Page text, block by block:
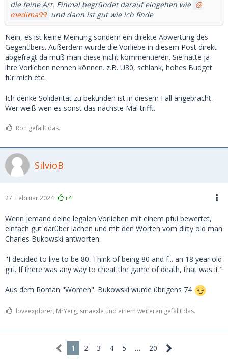
die feine Art. Einmal begründet darauf eingehen wie
medima99 und dann ist gut wie ich finde
Nein, es ist keine Meinung sondern ein direkte Abwertung des
Gegenübers. Außerdem wurde die Vorliebe in diesem Post direkt
abgefragt da muß man diese nicht kommentieren. Sie hätte ja
ihre Vorlieben nennen können. z.B. U30, schlank, hohes Budget
für mich etc.
Ich denke Solidarität zu bekunden ist in diesem Fall angebracht.
Wer weiß wen es sonst das nächste Mal trifft.
Ron gefällt das.
SilvioB
27. Februar 2024 +4
Wenn jemand deine legalen Vorlieben mit einem pfui bewertet,
einfach gut darüber lachen und mit den Worten vom dirty old man
Charles Bukowski antworten:
"I decided to live to be 80. Think of being 80 and f... an 18 year old
girl. If there was any way to cheat the game of death, that was it."
Aus dem Roman "Women". Bukowski wurde übrigens 74
loveexplorer, MrYerg, smaexle und einem weiteren gefällt das.
1 2 3 4 5 … 20